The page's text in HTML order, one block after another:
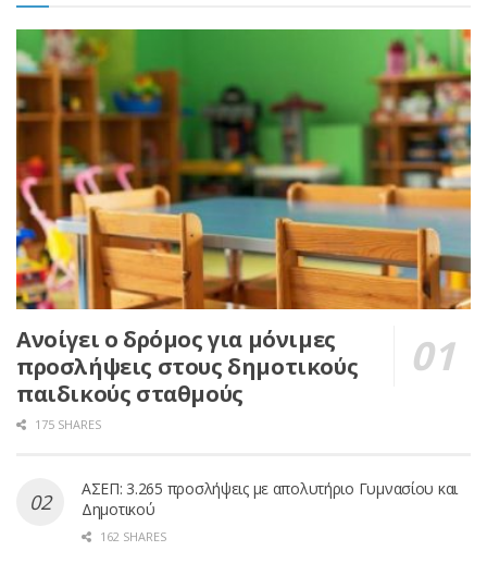
Ανοίγει ο δρόμος για μόνιμες
προσλήψεις στους δημοτικούς
παιδικούς σταθμούς
175 SHARES
ΑΣΕΠ: 3.265 προσλήψεις με απολυτήριο Γυμνασίου και
Δημοτικού
162 SHARES